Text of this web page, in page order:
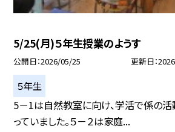
5/25(月)５年生授業のようす
公開日 2026/05/25 更新日
５年生
5－1は自然教室に向け、学活で係の
っていました。５－２は家庭...